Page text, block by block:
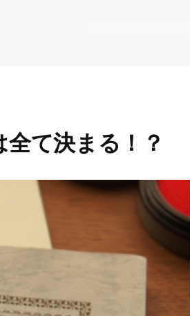
全て決まる！？